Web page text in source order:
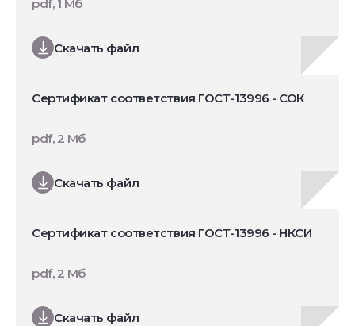
Скачать файл
pdf, 1 Мб
Сертификат соответствия ГОСТ-13996 - СОК
Скачать файл
pdf, 2 Мб
Сертификат соответствия ГОСТ-13996 - НКСИ
Скачать файл
pdf, 2 Мб